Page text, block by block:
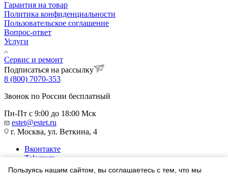
Гарантия на товар
Политика конфиденциальности
Пользовательское соглашение
Вопрос-ответ
Услуги
Сервис и ремонт
Подписаться на рассылку
8 (800) 7070-353
Звонок по России бесплатный
Пн-Пт с 9:00 до 18:00 Мск
estet@estet.ru
г. Москва, ул. Веткина, 4
Вконтакте
Telegram
Одноклассники
Пользуясь нашим сайтом, вы соглашаетесь с тем, что мы